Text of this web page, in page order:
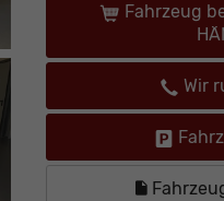
Fahrzeug
Wir